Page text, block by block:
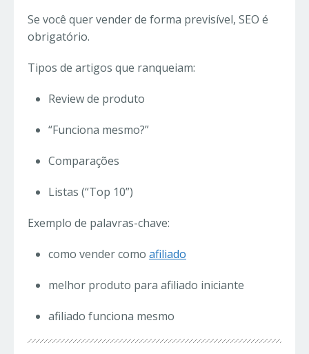
Se você quer vender de forma previsível, SEO é
obrigatório.
Tipos de artigos que ranqueiam:
Review de produto
“Funciona mesmo?”
Comparações
Listas (“Top 10”)
Exemplo de palavras-chave:
como vender como afiliado
melhor produto para afiliado iniciante
afiliado funciona mesmo